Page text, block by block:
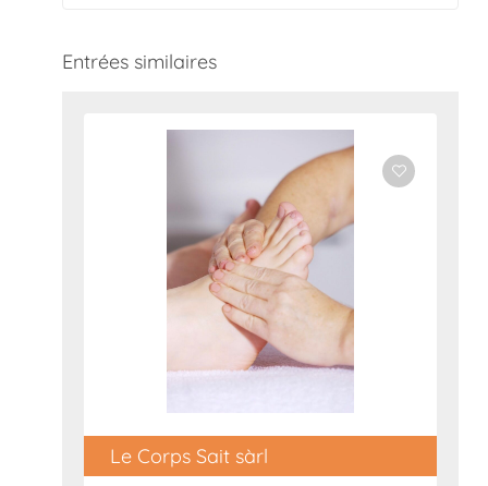
Entrées similaires
Le Corps Sait sàrl